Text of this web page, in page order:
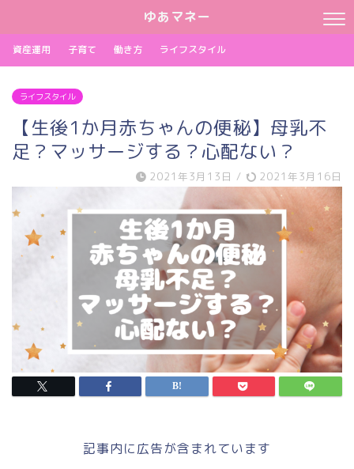
ゆあマネー
資産運用 子育て 働き方 ライフスタイル
ライフスタイル
【生後1か月赤ちゃんの便秘】母乳不
足？マッサージする？心配ない？
2021年3月13日 / 2021年3月16日
記事内に広告が含まれています